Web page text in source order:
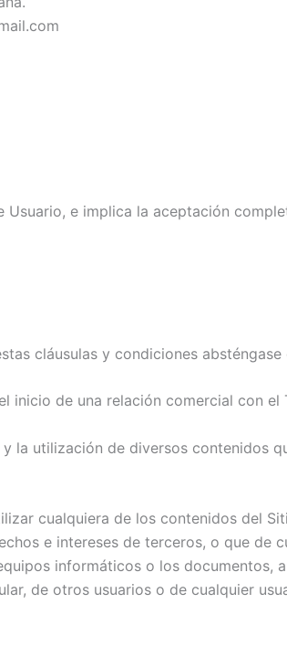
e implica la aceptación
cláusulas y condiciones
inicio de una relación comercial con el
la utilización de diversos contenidos
cualquiera de los contenidos del
e intereses de terceros, o que de
informáticos o los documentos,
de otros usuarios o de cualquier